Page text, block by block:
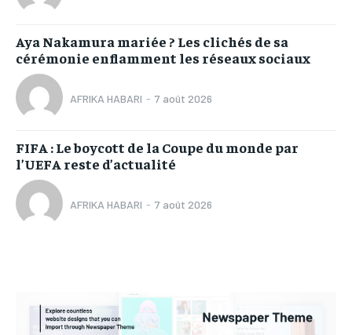
Aya Nakamura mariée ? Les clichés de sa
cérémonie enflamment les réseaux sociaux
AFRIKA HABARI - 7 août 2026
FIFA : Le boycott de la Coupe du monde par
l’UEFA reste d’actualité
AFRIKA HABARI - 7 août 2026